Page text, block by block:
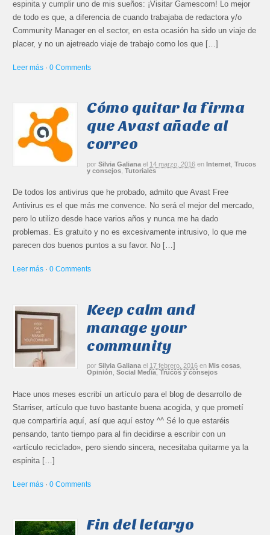
espinita y cumplir uno de mis sueños: ¡Visitar Gamescom! Lo mejor
de todo es que, a diferencia de cuando trabajaba de redactora y/o
Community Manager en el sector, en esta ocasión ha sido un viaje de
placer, y no un ajetreado viaje de trabajo como los que […]
Leer más ·0 Comments
Cómo quitar la firma
que Avast añade al
correo
por Silvia Galiana el 14 marzo, 2016 en Internet ,Trucos
y consejos ,Tutoriales
De todos los antivirus que he probado, admito que Avast Free
Antivirus es el que más me convence. No será el mejor del mercado,
pero lo utilizo desde hace varios años y nunca me ha dado
problemas. Es gratuito y no es excesivamente intrusivo, lo que me
parecen dos buenos puntos a su favor. No […]
Leer más ·0 Comments
Keep calm and
manage your
community
por Silvia Galiana el 17 febrero, 2016 en Mis cosas
Opinión ,Social Media,Trucos y consejos
Hace unos meses escribí un artículo para el blog de desarrollo de
Starriser, artículo que tuvo bastante buena acogida, y que prometí
que compartiría aquí, así que aquí estoy ^^ Sé lo que estaréis
pensando, tanto tiempo para al fin decidirse a escribir con un
«artículo reciclado», pero siendo sincera, necesitaba quitarme ya la
espinita […]
Leer más ·0 Comments
Fin del letargo